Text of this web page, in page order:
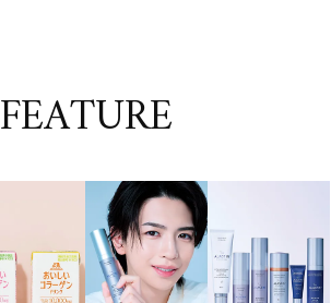
FEATURE